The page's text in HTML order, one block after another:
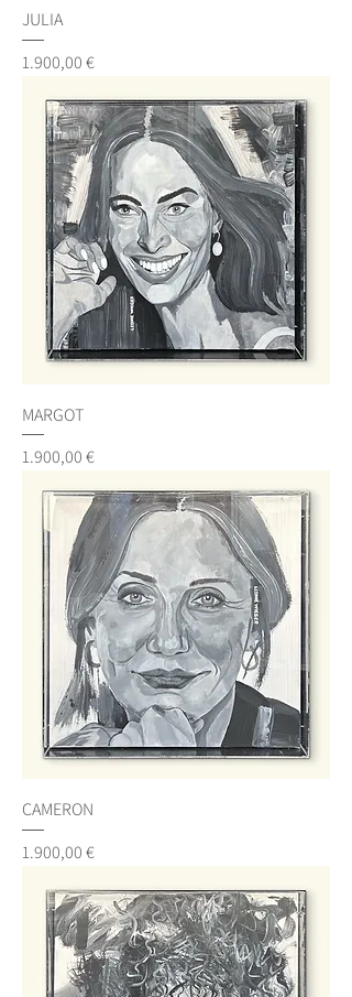
JULIA
Preis
1.900,00 €
MARGOT
Preis
1.900,00 €
CAMERON
Preis
1.900,00 €